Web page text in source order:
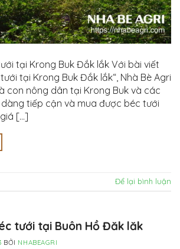
tại Krong Buk Đắk lắk Với bài viết
tại Krong Buk Đắk lắk“, Nhà Bè Agri
con nông dân tại Krong Buk và các
tiếp cận và mua được béc tưới
[…]
Để lại bình luận
tưới tại Buôn Hồ Đăk lăk
BỞI NHABEAGRI